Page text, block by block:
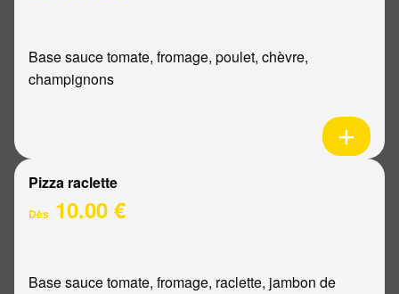
Base sauce tomate, fromage, poulet, chèvre,
champignons
Pizza raclette
Dès 10.00 €
Base sauce tomate, fromage, raclette, jambon de